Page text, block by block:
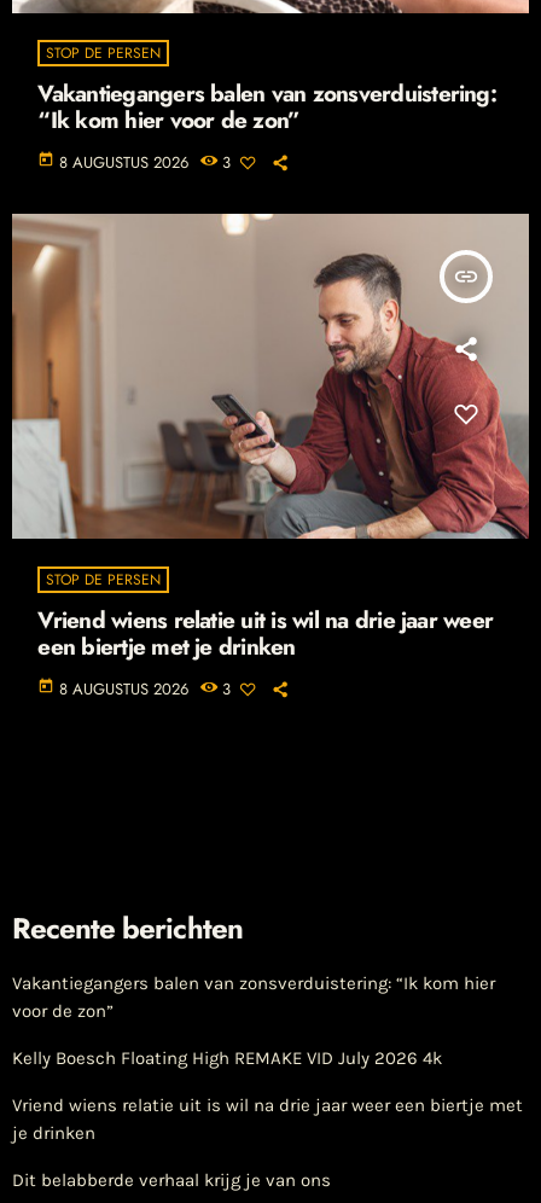
STOP DE PERSEN
Vakantiegangers balen van zonsverduistering:
“Ik kom hier voor de zon”
today 8 AUGUSTUS 2026 3
insert_link
STOP DE PERSEN
Vriend wiens relatie uit is wil na drie jaar weer
een biertje met je drinken
today 8 AUGUSTUS 2026 3
Recente berichten
Vakantiegangers balen van zonsverduistering: “Ik kom hier
voor de zon”
Kelly Boesch Floating High REMAKE VID July 2026 4k
Vriend wiens relatie uit is wil na drie jaar weer een biertje met
je drinken
Dit belabberde verhaal krijg je van ons